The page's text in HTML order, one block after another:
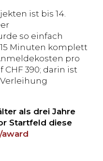
ist bis 14.
so einfach
Minuten komplett
pro
390; darin ist
als drei Jahre
Startfeld diese